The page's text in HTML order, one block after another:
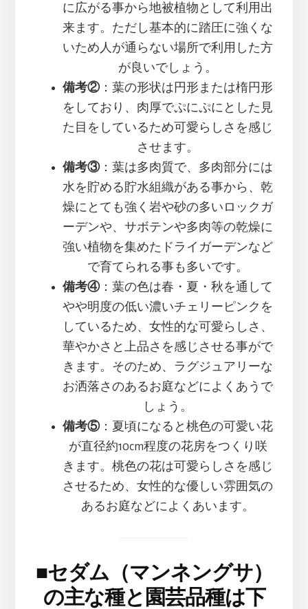
に広がる事から地被植物として利用出
来ます。ただし基本的に踏圧に強くな
いため人が通らない場所で利用した方
が良いでしょう。
備考②：葉の形状は円形または楕円形
をしており、肉厚でぷにぷにとした見
た目をしているため可愛らしさを感じ
させます。
備考③：葉は多肉質で、多肉部分には
水を貯める貯水組織がある事から、乾
燥にとても強く岩や砂の多いロックガ
ーデンや、サボテンや多肉等の乾燥に
強い植物を集めたドライガーデンなど
で育てられる事も多いです。
備考④：葉の色は春・夏・秋を通して
やや明度の低い濃いチェリーピンクを
しているため、女性的な可愛らしさ、
華やかさと上品さを感じさせる事がで
きます。そのため、ラグジュアリーな
お洒落さのあるお庭などによくあうで
しょう。
備考⑤：夏頃になると桃色の可愛い花
が直径約10cm程度の花房をつくり咲
きます。桃色の花は可愛らしさを感じ
させるため、女性的な優しい雰囲気の
あるお庭などによくあいます。
■セダム（マンネングサ）
の主な種と園芸品種は下